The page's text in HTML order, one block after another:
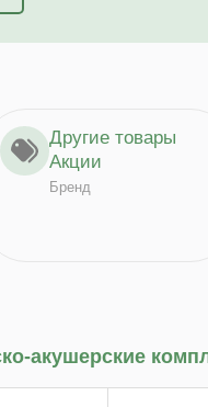
Другие товары
Акции
Бренд
акушерские